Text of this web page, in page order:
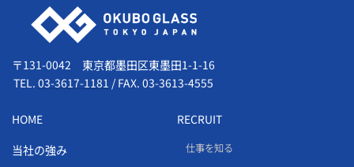
会社情報
〒131-0042 東京都墨田区東墨田1-1-16
TEL. 03-3617-1181 / FAX. 03-3613-4555
HOME
当社の強み
RECRUIT
仕事を知る